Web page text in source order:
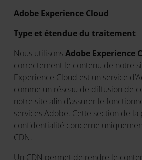
Adobe Experience Cloud
Type et étendue du traitement
Nous utilisonsAdobe Experience
correctement le contenu de notre
Experience Cloud est un service
comme un réseau de diffusion de
notre site afin d’assurer le
services Adobe. Cette section de
confidentialité concerne
CDN.
Un CDN permet de rendre le